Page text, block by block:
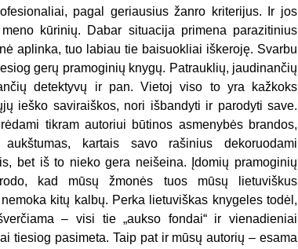
pagal geriausius žanro kriterijus. Ir jos
kūrinių. Dabar situacija primena parazitinius
aplinka, tuo labiau tie baisuokliai iškeroję. Svarbu
gerų pramoginių knygų. Patrauklių, jaudinančių
detektyvų ir pan. Vietoj viso to yra kažkoks
ieško saviraiškos, nori išbandyti ir parodyti save.
tikram autoriui būtinos asmenybės brandos,
kartais savo rašinius dekoruodami
bet iš to nieko gera neišeina. Įdomių pramoginių
kad mūsų žmonės tuos mūsų lietuviškus
kitų kalbų. Perka lietuviškas knygeles todėl,
– visi tie „aukso fondai“ ir vienadieniai
tiesiog pasimeta. Taip pat ir mūsų autorių – esama